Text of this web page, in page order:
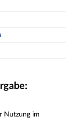
Nutzung im